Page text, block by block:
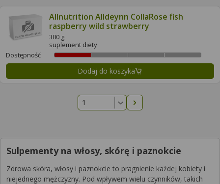
Allnutrition Alldeynn CollaRose fish
raspberry wild strawberry
300 g
suplement diety
Dostępność
Dodaj do koszyka
Następna strona
Sulpementy na włosy, skórę i paznokcie
Zdrowa skóra, włosy i paznokcie to pragnienie każdej kobiety i
niejednego mężczyzny. Pod wpływem wielu czynników, takich